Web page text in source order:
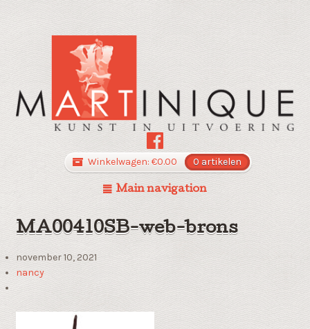
Winkelwagen: €0.00 0 artikelen
Main navigation
MA00410SB-web-brons
november 10, 2021
nancy